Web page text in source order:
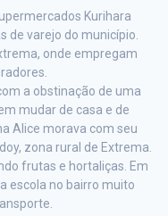
Kurihara
de varejo do município.
onde empregam
a obstinação de uma
mudar de casa e de
Alice morava com seu
zona rural de Extrema.
frutas e hortaliças. Em
escola no bairro muito